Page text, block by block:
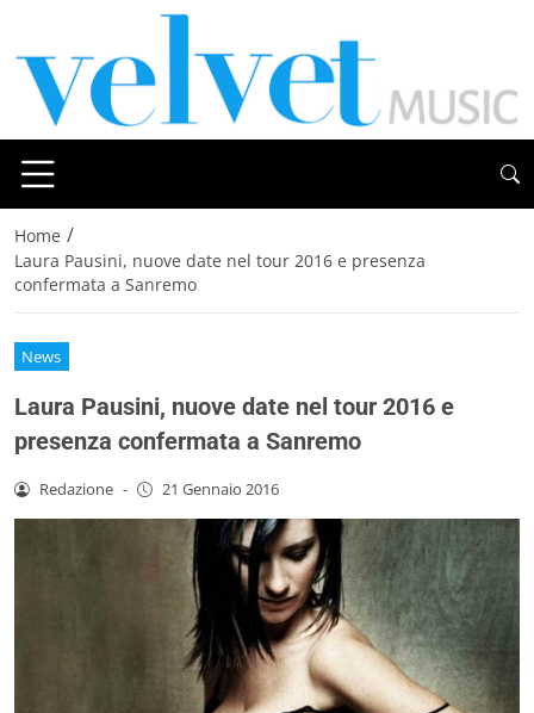
Home /
Laura Pausini, nuove date nel tour 2016 e presenza
confermata a Sanremo
News
Laura Pausini, nuove date nel tour 2016 e
presenza confermata a Sanremo
Redazione - 21 Gennaio 2016